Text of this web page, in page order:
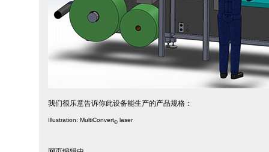
我们很乐意告诉你此设备能生产的产品规格：
Illustration: MultiConvert© laser